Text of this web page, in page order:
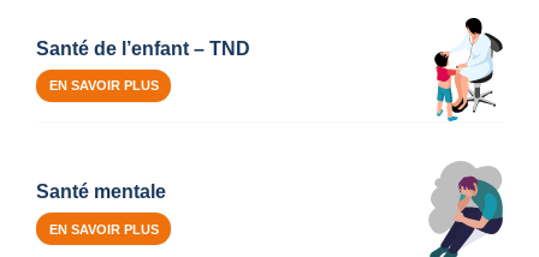
Santé de l’enfant – TND
EN SAVOIR PLUS
Santé mentale
EN SAVOIR PLUS